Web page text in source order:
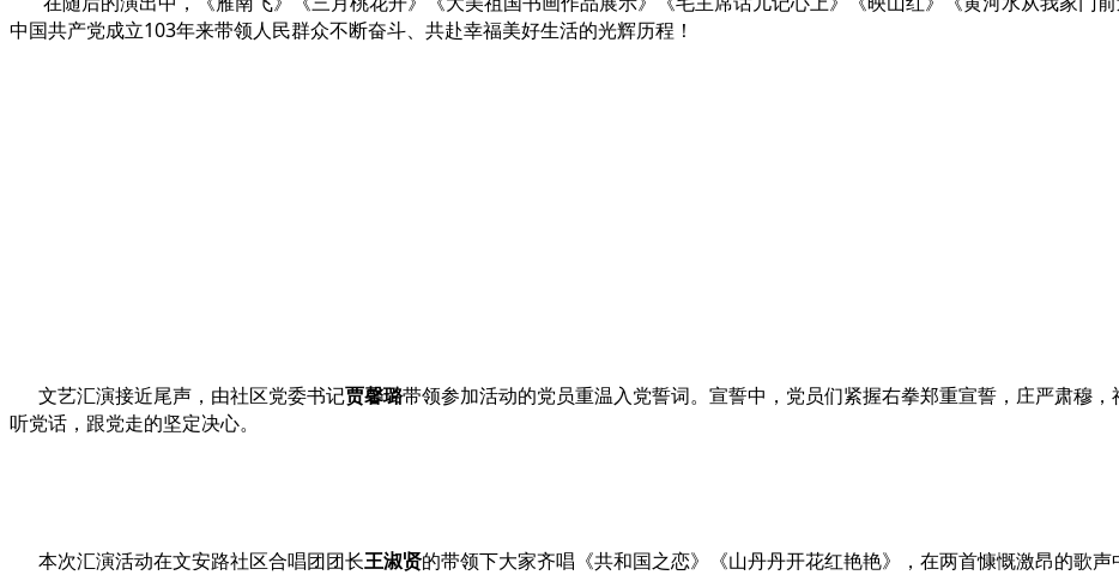
中国共产党成立103年来带领人民群众不断奋斗、共赴幸福美好生活的光辉历程！
文艺汇演接近尾声，由社区党委书记贾馨璐带领参加活动的党员重温入党誓词。宣誓中，党员们紧握右拳郑重宣誓，庄严肃穆
听党话，跟党走的坚定决心。
本次汇演活动在文安路社区合唱团团长王淑贤的带领下大家齐唱《共和国之恋》《山丹丹开花红艳艳》，在两首慷慨激昂的歌声